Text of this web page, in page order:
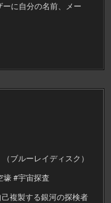
に自分の名前、メー
ブルーレイディスク）
壕 #宇宙探査
複製する銀河の探検者